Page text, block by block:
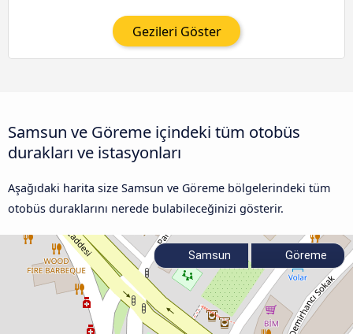
Gezileri Göster
Samsun ve Göreme içindeki tüm otobüs
durakları ve istasyonları
Aşağıdaki harita size Samsun ve Göreme bölgelerindeki tüm
otobüs duraklarını nerede bulabileceğinizi gösterir.
Samsun Göreme